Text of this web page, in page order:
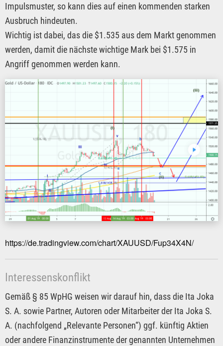
Impulsmuster, so kann dies auf einen kommenden starken
Ausbruch hindeuten.
Wichtig ist dabei, das die $1.535 aus dem Markt genommen
werden, damit die nächste wichtige Mark bei $1.575 in
Angriff genommen werden kann.
https://de.tradingview.com/chart/XAUUSD/Fup34X4N/
Interessenskonflikt
Gemäß § 85 WpHG weisen wir darauf hin, dass die Ita Joka
S. A. sowie Partner, Autoren oder Mitarbeiter der Ita Joka S.
A. (nachfolgend „Relevante Personen“) ggf. künftig Aktien
oder andere Finanzinstrumente der genannten Unternehmen